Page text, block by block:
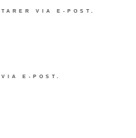
VIA E-POST.
E-POST.